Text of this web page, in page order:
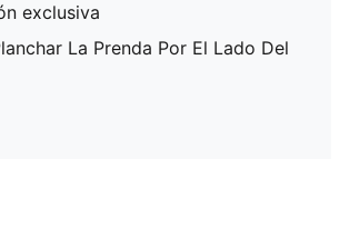
exclusiva
La Prenda Por El Lado Del